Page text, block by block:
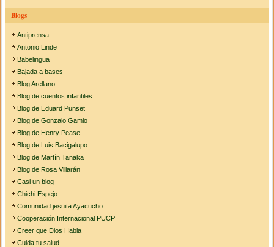
Blogs
Antiprensa
Antonio Linde
Babelingua
Bajada a bases
Blog Arellano
Blog de cuentos infantiles
Blog de Eduard Punset
Blog de Gonzalo Gamio
Blog de Henry Pease
Blog de Luis Bacigalupo
Blog de Martín Tanaka
Blog de Rosa Villarán
Casi un blog
Chichi Espejo
Comunidad jesuita Ayacucho
Cooperación Internacional PUCP
Creer que Dios Habla
Cuida tu salud